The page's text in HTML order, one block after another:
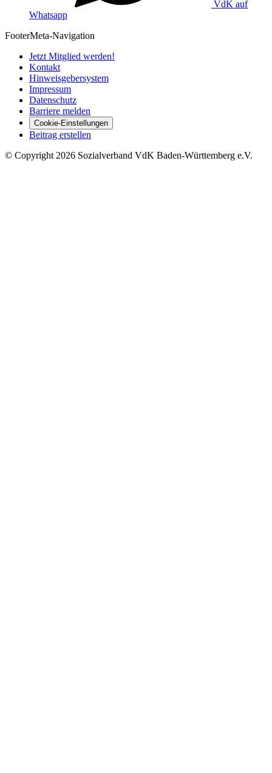
VdK auf
Whatsapp
FooterMeta-Navigation
Jetzt Mitglied werden!
Kontakt
Hinweisgebersystem
Impressum
Datenschutz
Barriere melden
Cookie-Einstellungen
Beitrag erstellen
© Copyright 2026 Sozialverband VdK Baden-Württemberg e.V.